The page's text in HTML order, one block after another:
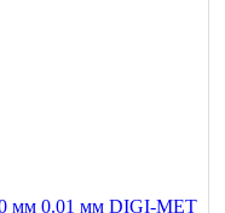
мм 0.01 мм DIGI-MET